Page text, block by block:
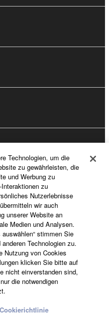
Technologien, um die
zu gewährleisten, die
und Werbung zu
zu
Nutzerlebnisse
wir auch
unserer Website an
Medien und Analysen.
stimmen Sie
Technologien zu.
Nutzung von Cookies
klicken Sie bitte auf
nicht einverstanden sind,
die notwendigen
Cookierichtlinie